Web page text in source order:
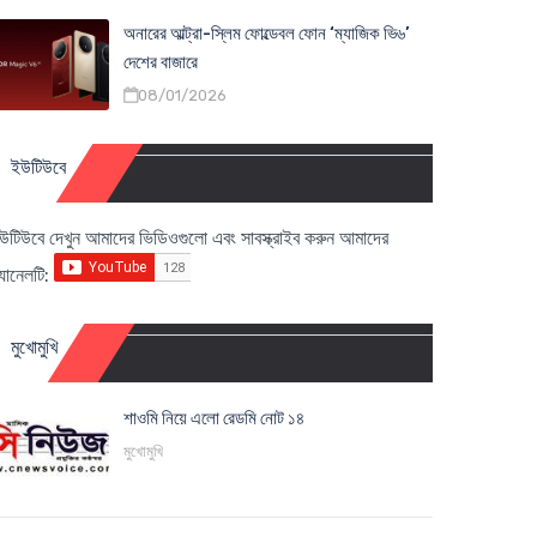
অনারের আল্ট্রা-স্লিম ফোল্ডেবল ফোন ‘ম্যাজিক ভি৬’
দেশের বাজারে
08/01/2026
ইউটিউবে
দেখুন আমাদের ভিডিওগুলো এবং সাবস্ক্রাইব করুন আমাদের
মুখোমুখি
শাওমি নিয়ে এলো রেডমি নোট ১৪
মুখোমুখি